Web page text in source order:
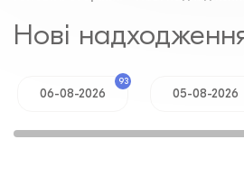
Нові
06-08-2026
93
05-08-2026